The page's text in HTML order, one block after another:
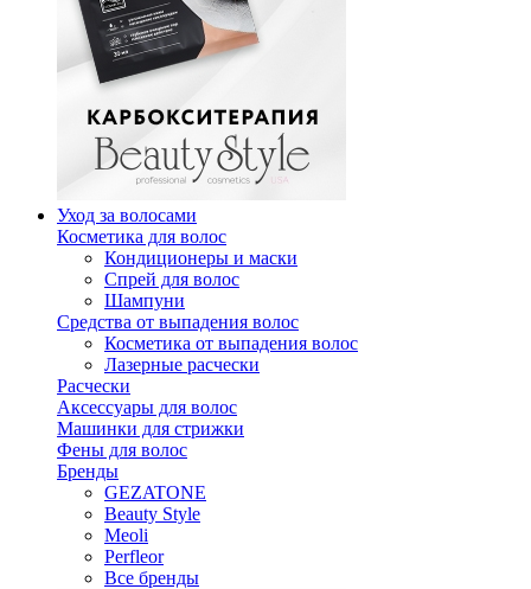
Уход за волосами
Косметика для волос
Кондиционеры и маски
Спрей для волос
Шампуни
Средства от выпадения волос
Косметика от выпадения волос
Лазерные расчески
Расчески
Аксессуары для волос
Машинки для стрижки
Фены для волос
Бренды
GEZATONE
Beauty Style
Meoli
Perfleor
Все бренды